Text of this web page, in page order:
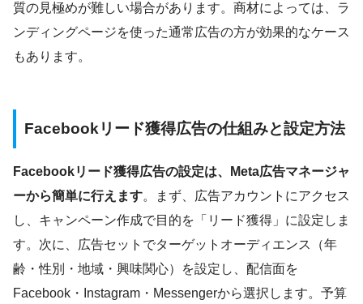
質の見極めが難しい場合があります。商材によっては、ラ
ンディングページを使った通常広告の方が効果的なケース
もあります。
Facebookリード獲得広告の仕組みと設定方法
Facebookリード獲得広告の設定は、Meta広告マネージャ
ーから簡単に行えます。まず、広告アカウントにアクセス
し、キャンペーン作成で目的を「リード獲得」に設定しま
す。次に、広告セットでターゲットオーディエンス（年
齢・性別・地域・興味関心）を設定し、配信面を
Facebook・Instagram・Messengerから選択します。予算